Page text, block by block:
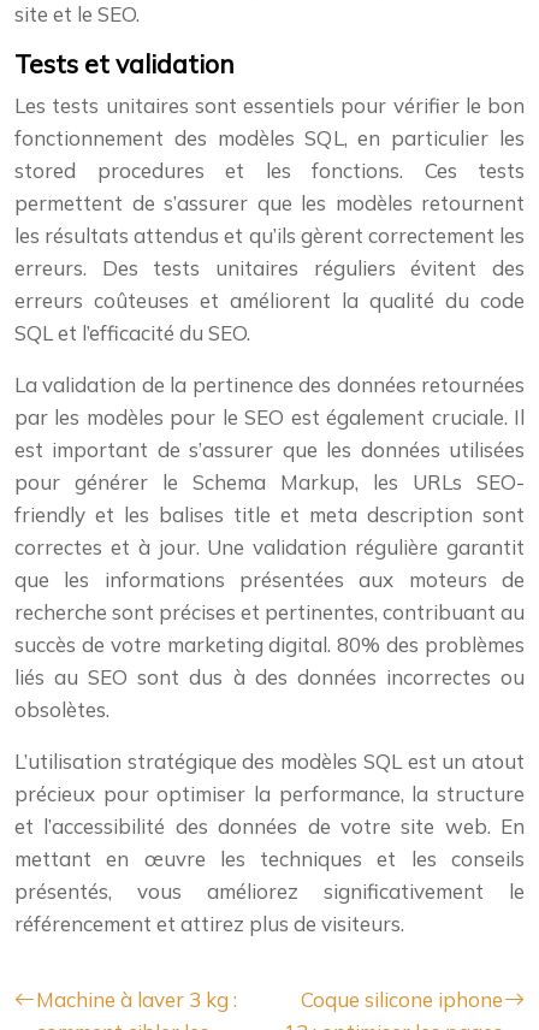
site et le SEO.
Tests et validation
Les tests unitaires sont essentiels pour vérifier le bon
fonctionnement des modèles SQL, en particulier les
stored procedures et les fonctions. Ces tests
permettent de s’assurer que les modèles retournent
les résultats attendus et qu’ils gèrent correctement les
erreurs. Des tests unitaires réguliers évitent des
erreurs coûteuses et améliorent la qualité du code
SQL et l’efficacité du SEO.
La validation de la pertinence des données retournées
par les modèles pour le SEO est également cruciale. Il
est important de s’assurer que les données utilisées
pour générer le Schema Markup, les URLs SEO-
friendly et les balises title et meta description sont
correctes et à jour. Une validation régulière garantit
que les informations présentées aux moteurs de
recherche sont précises et pertinentes, contribuant au
succès de votre marketing digital. 80% des problèmes
liés au SEO sont dus à des données incorrectes ou
obsolètes.
L’utilisation stratégique des modèles SQL est un atout
précieux pour optimiser la performance, la structure
et l’accessibilité des données de votre site web. En
mettant en œuvre les techniques et les conseils
présentés, vous améliorez significativement le
référencement et attirez plus de visiteurs.
Machine à laver 3 kg :
Coque silicone iphone